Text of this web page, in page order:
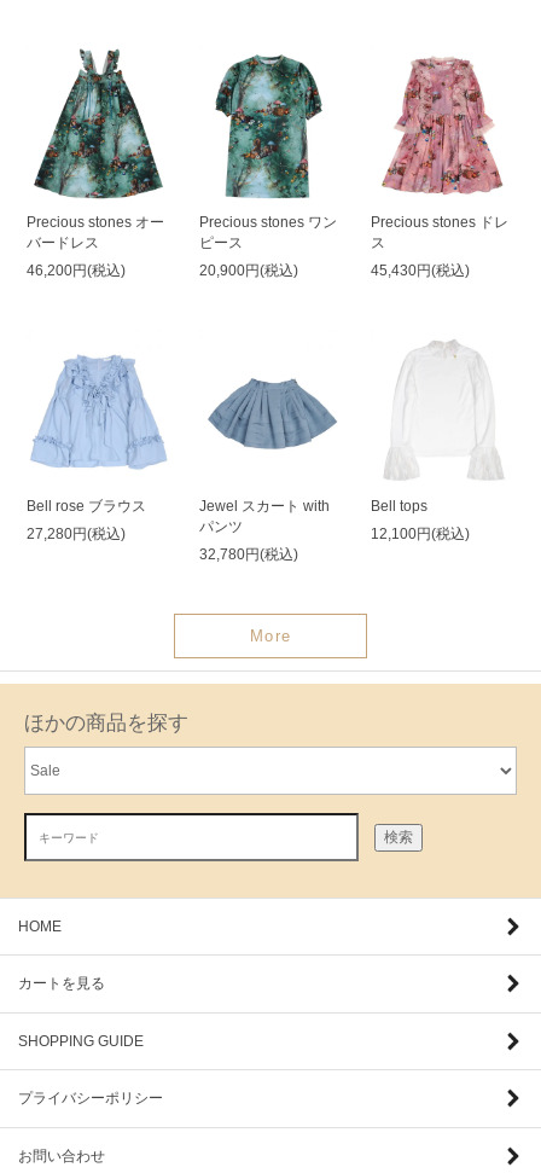
Precious stones オー
バードレス
46,200円(税込)
Precious stones ワン
ピース
20,900円(税込)
Precious stones ドレ
ス
45,430円(税込)
Bell rose ブラウス
27,280円(税込)
Jewel スカート with
パンツ
32,780円(税込)
Bell tops
12,100円(税込)
More
ほかの商品を探す
検索
HOME
カートを見る
SHOPPING GUIDE
プライバシーポリシー
お問い合わせ